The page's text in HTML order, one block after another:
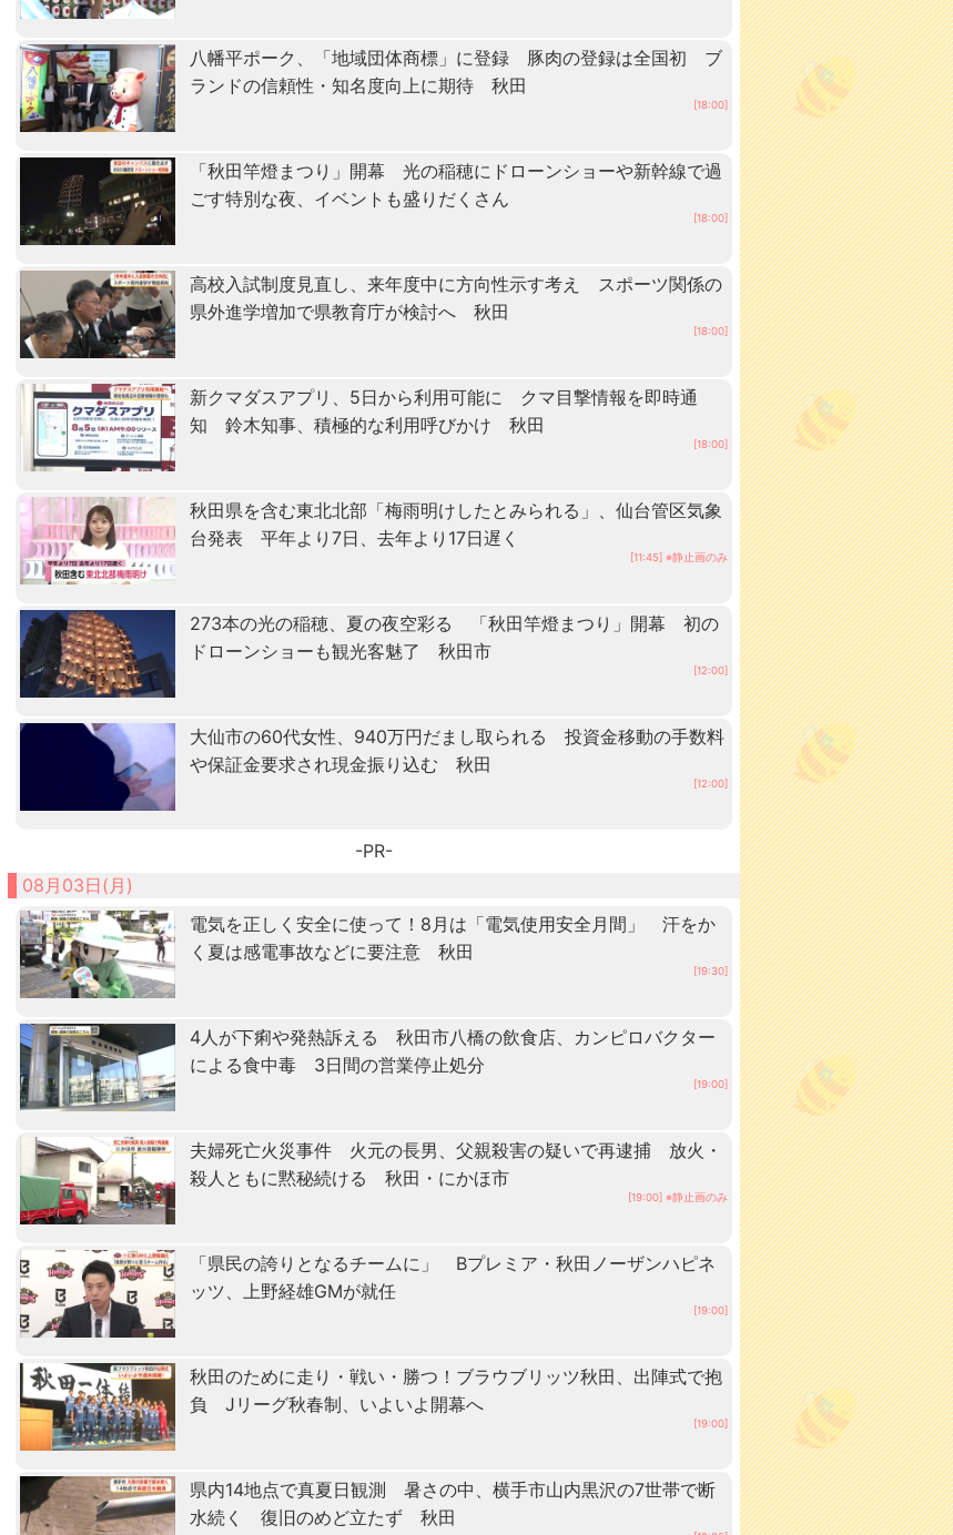
八幡平ポーク、「地域団体商標」に登録 豚肉の登録は全国初 ブ
ランドの信頼性・知名度向上に期待 秋田
[18:00]
「秋田竿燈まつり」開幕 光の稲穂にドローンショーや新幹線で過
ごす特別な夜、イベントも盛りだくさん
[18:00]
高校入試制度見直し、来年度中に方向性示す考え スポーツ関係の
県外進学増加で県教育庁が検討へ 秋田
[18:00]
新クマダスアプリ、5日から利用可能に クマ目撃情報を即時通
知 鈴木知事、積極的な利用呼びかけ 秋田
[18:00]
秋田県を含む東北北部「梅雨明けしたとみられる」、仙台管区気象
台発表 平年より7日、去年より17日遅く
[11:45] ※静止画のみ
273本の光の稲穂、夏の夜空彩る 「秋田竿燈まつり」開幕 初の
ドローンショーも観光客魅了 秋田市
[12:00]
大仙市の60代女性、940万円だまし取られる 投資金移動の手数料
や保証金要求され現金振り込む 秋田
[12:00]
-PR-
08月03日(月)
電気を正しく安全に使って！8月は「電気使用安全月間」 汗をか
く夏は感電事故などに要注意 秋田
[19:30]
4人が下痢や発熱訴える 秋田市八橋の飲食店、カンピロバクター
による食中毒 3日間の営業停止処分
[19:00]
夫婦死亡火災事件 火元の長男、父親殺害の疑いで再逮捕 放火・
殺人ともに黙秘続ける 秋田・にかほ市
[19:00] ※静止画のみ
「県民の誇りとなるチームに」 Bプレミア・秋田ノーザンハピネ
ッツ、上野経雄GMが就任
[19:00]
秋田のために走り・戦い・勝つ！ブラウブリッツ秋田、出陣式で抱
負 Jリーグ秋春制、いよいよ開幕へ
[19:00]
県内14地点で真夏日観測 暑さの中、横手市山内黒沢の7世帯で断
水続く 復旧のめど立たず 秋田